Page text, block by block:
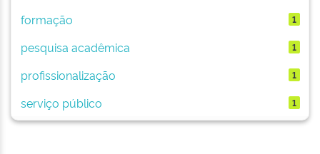
formação 1
pesquisa acadêmica 1
profissionalização 1
serviço público 1